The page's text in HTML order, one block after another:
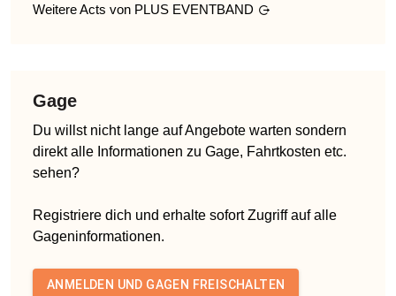
Weitere Acts von PLUS EVENTBAND
Gage
Du willst nicht lange auf Angebote warten sondern
direkt alle Informationen zu Gage, Fahrtkosten etc.
sehen?
Registriere dich und erhalte sofort Zugriff auf alle
Gageninformationen.
ANMELDEN UND GAGEN FREISCHALTEN